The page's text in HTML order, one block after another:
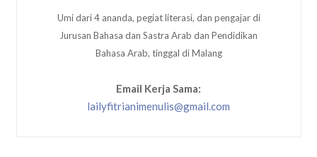
Umi dari 4 ananda, pegiat literasi, dan pengajar di
Jurusan Bahasa dan Sastra Arab dan Pendidikan
Bahasa Arab, tinggal di Malang
Email Kerja Sama:
lailyfitrianimenulis@gmail.com